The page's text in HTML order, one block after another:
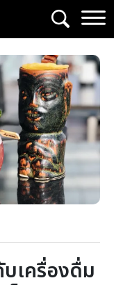
เครื่องดื่ม